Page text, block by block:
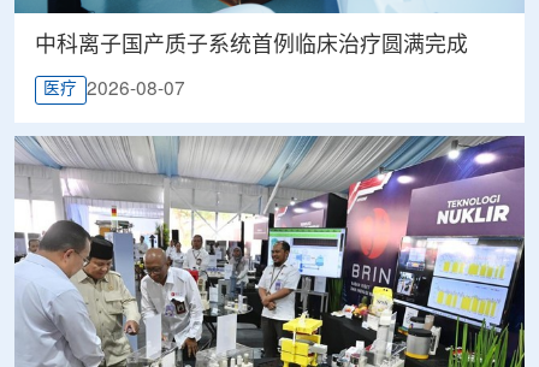
中科离子国产质子系统首例临床治疗圆满完成
医疗 2026-08-07